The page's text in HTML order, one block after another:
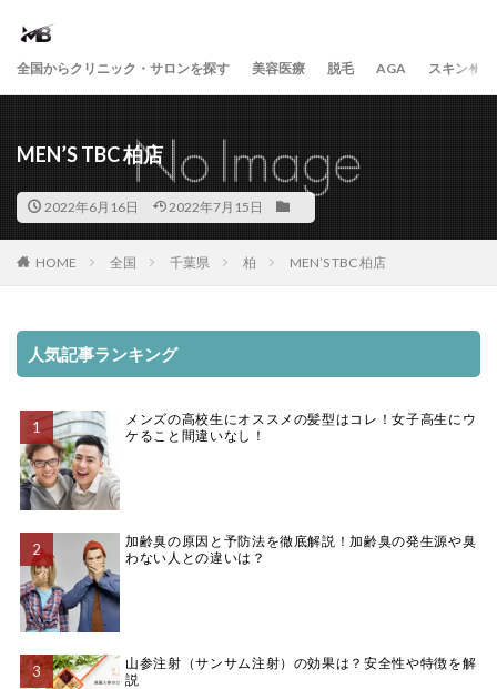
全国からクリニック・サロンを探す 美容医療 脱毛 AGA スキンケア
MEN’S TBC 柏店
2022年6月16日 2022年7月15日
HOME 全国 千葉県 柏 MEN’S TBC 柏店
人気記事ランキング
メンズの高校生にオススメの髪型はコレ！女子高生にウ
ケること間違いなし！
加齢臭の原因と予防法を徹底解説！加齢臭の発生源や臭
わない人との違いは？
山参注射（サンサム注射）の効果は？安全性や特徴を解
説